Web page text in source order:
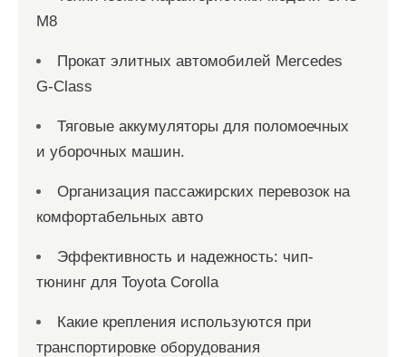
M8
Прокат элитных автомобилей Mercedes
G-Class
Тяговые аккумуляторы для поломоечных
и уборочных машин.
Организация пассажирских перевозок на
комфортабельных авто
Эффективность и надежность: чип-
тюнинг для Toyota Corolla
Какие крепления используются при
транспортировке оборудования